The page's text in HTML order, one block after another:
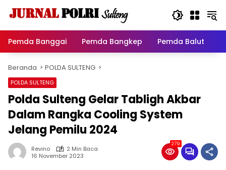
Pemda Banggai
Pemda Bangkep Pemda Balut
Beranda POLDA SULTENG
POLDA SULTENG
Polda Sulteng Gelar Tabligh Akbar
Dalam Rangka Cooling System
Jelang Pemilu 2024
Revino
2 Min Baca
16 November 2023
279